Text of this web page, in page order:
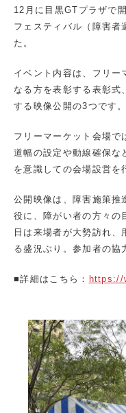
12月に目黒GTプラザで
フェスティバル（障害者
た。
イベント内容は、フリー
なる方を表彰する表彰式
する映像公開の3つです。
フリーマーケット会場で
道幅の設定や動線確保な
を意識しての会場設営を
公開映像は、障害施策推
役に、障がい者の方々の
日は来場者が大勢訪れ
る盛況ぶり。参加者の協
■詳細はこちら： https://